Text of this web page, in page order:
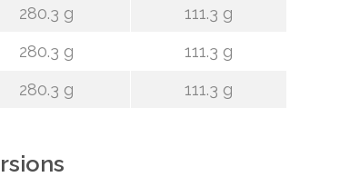
280.3 g
111.3 g
280.3 g
111.3 g
280.3 g 111.3 g